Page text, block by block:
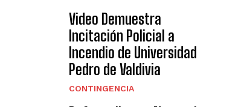
Video Demuestra
Incitación Policial a
Incendio de Universidad
Pedro de Valdivia
CONTINGENCIA